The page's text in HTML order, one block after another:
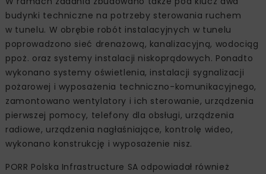
budynki techniczne na potrzeby sterowania ruchem
w tunelu. W obrębie robót instalacyjnych w tunelu
poprowadzono sieć drenażową, kanalizacyjną, wodociąg
ppoż. oraz systemy instalacji niskoprądowych. Ponadto
wykonano systemy oświetlenia, instalacji sygnalizacji
pożarowej i wyposażenia techniczno-komunikacyjnego,
zamontowano wentylatory i ich sterowanie, urządzenia
pierwszej pomocy, telefony dla obsługi, urządzenia
radiowe, urządzenia nagłaśniające, kontrolę wideo,
wykonano konstrukcję i wyposażenie nisz.
PORR Polska Infrastructure SA odpowiadał również